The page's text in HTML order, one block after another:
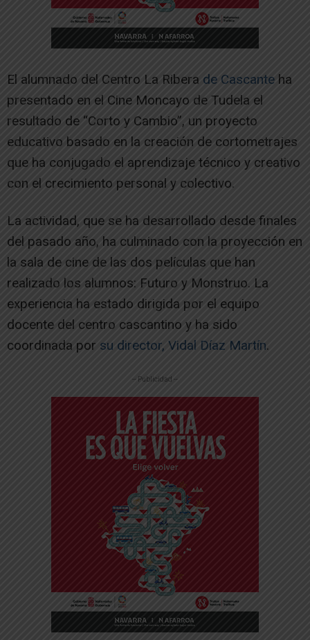
El alumnado del Centro La Ribera de Cascante ha
presentado en el Cine Moncayo de Tudela el
resultado de “Corto y Cambio”, un proyecto
educativo basado en la creación de cortometrajes
que ha conjugado el aprendizaje técnico y creativo
con el crecimiento personal y colectivo.
La actividad, que se ha desarrollado desde finales
del pasado año, ha culminado con la proyección en
la sala de cine de las dos películas que han
realizado los alumnos: Futuro y Monstruo. La
experiencia ha estado dirigida por el equipo
docente del centro cascantino y ha sido
coordinada por su director, Vidal Díaz Martín.
-- Publicidad --